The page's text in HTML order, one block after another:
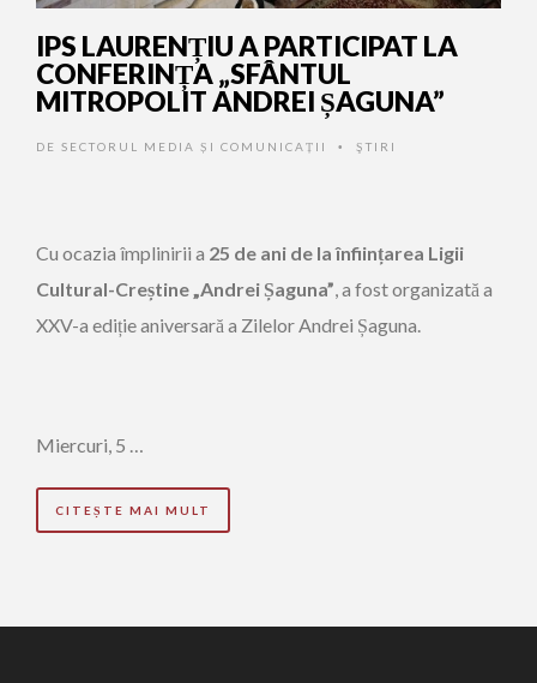
IPS LAURENȚIU A PARTICIPAT LA
CONFERINȚA „SFÂNTUL
MITROPOLIT ANDREI ȘAGUNA”
DE SECTORUL MEDIA ȘI COMUNICAȚII • ŞTIRI
Cu ocazia împlinirii a 25 de ani de la înființarea Ligii
Cultural-Creștine „Andrei Șaguna” , a fost organizată a
XXV-a ediție aniversară a Zilelor Andrei Șaguna.
Miercuri, 5 …
CITEȘTE MAI MULT